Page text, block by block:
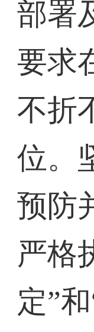
部署
要求
不折
位。
预防
严格
定”